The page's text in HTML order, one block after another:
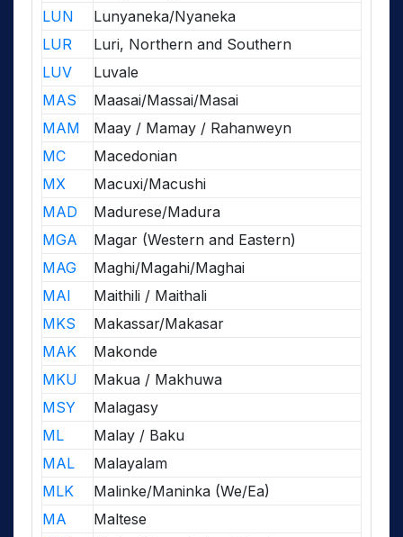
LUN
Lunyaneka/Nyaneka
LUR
Luri, Northern and Southern
LUV
Luvale
MAS
Maasai/Massai/Masai
MAM
Maay / Mamay / Rahanweyn
MC
Macedonian
MX
Macuxi/Macushi
MAD
Madurese/Madura
MGA
Magar (Western and Eastern)
MAG
Maghi/Magahi/Maghai
MAI
Maithili / Maithali
MKS
Makassar/Makasar
MAK
Makonde
MKU
Makua / Makhuwa
MSY
Malagasy
ML
Malay / Baku
MAL
Malayalam
MLK
Malinke/Maninka (We/Ea)
MA
Maltese